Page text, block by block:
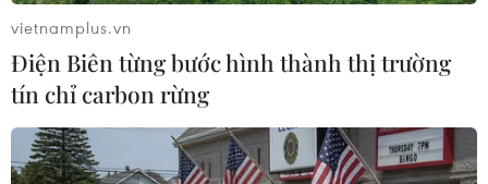
#Lễ trao giải Oscars #Hollywood
#Los Angeles
#Ngôi sao
vietnamplus.vn
Điện Biên từng bước hình thành thị trường
tín chỉ carbon rừng